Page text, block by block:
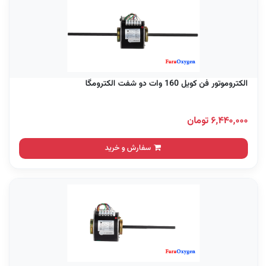
الکتروموتور فن کویل 160 وات دو شفت الکترومگا
۶,۴۴۰,۰۰۰ تومان
سفارش و خرید